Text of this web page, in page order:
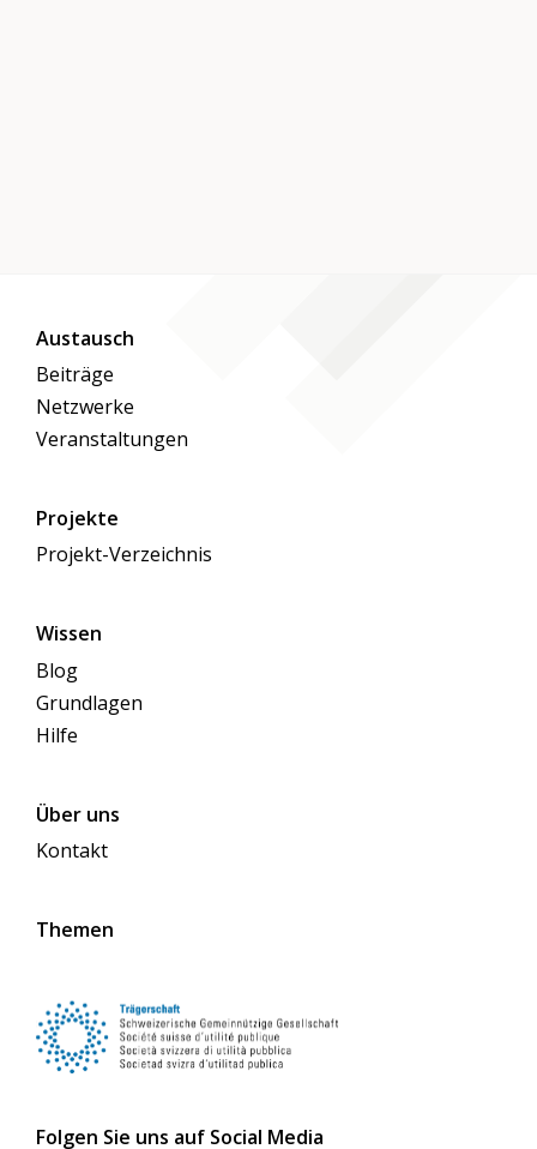
Austausch
Beiträge
Netzwerke
Veranstaltungen
Projekte
Projekt-Verzeichnis
Wissen
Blog
Grundlagen
Hilfe
Über uns
Kontakt
Themen
Folgen Sie uns auf Social Media